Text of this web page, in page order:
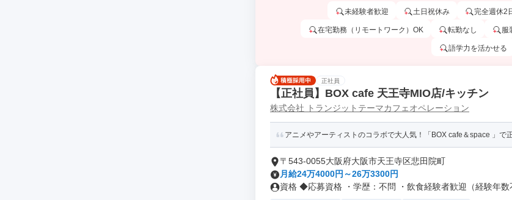
未経験者歓迎 土日祝休み 完全週休2
在宅勤務（リモートワーク）OK 転勤なし 服
語学力を活かせる
正社員
【正社員】BOX cafe 天王寺MIO店/キッチン
株式会社 トランジットテーマカフェオペレーション
アニメやアーティストのコラボで大人気！「BOX cafe＆space 」で
〒543-0055大阪府大阪市天王寺区悲田院町
月給24万4000円～26万3300円
資格 ◆応募資格 ・学歴：不問 ・飲食経験者歓迎（経験年数